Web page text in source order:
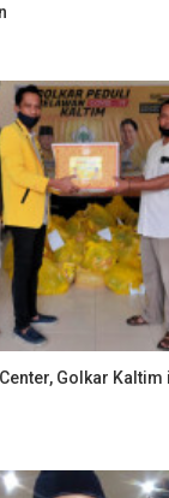
Golkar